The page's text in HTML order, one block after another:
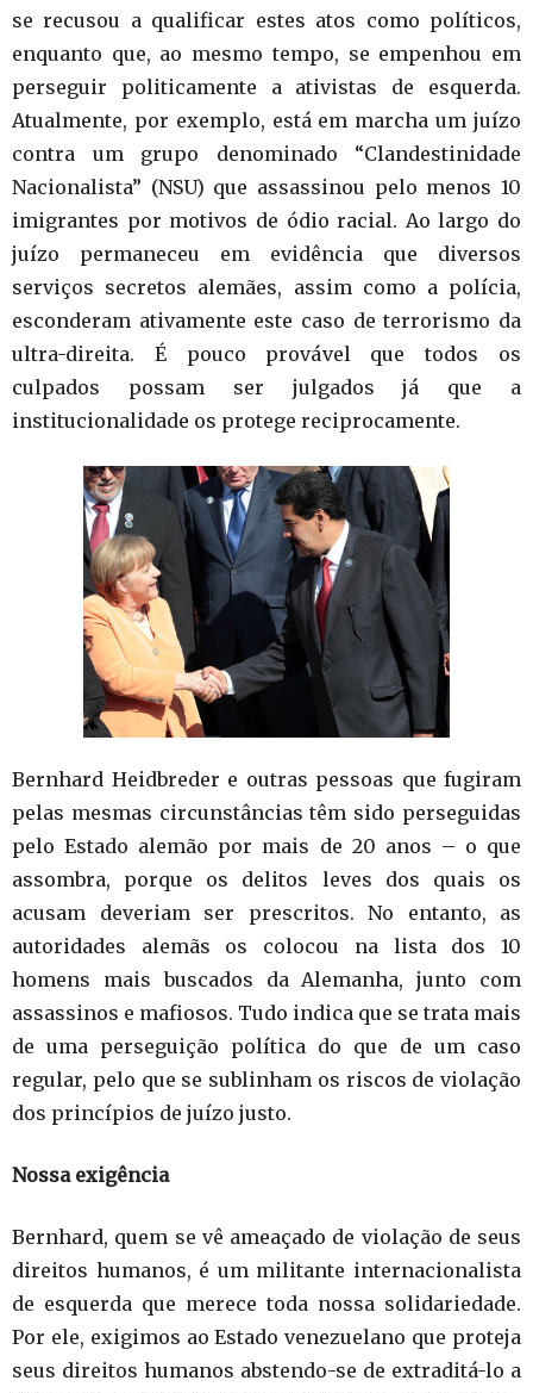
se recusou a qualificar estes atos como políticos,
enquanto que, ao mesmo tempo, se empenhou em
perseguir politicamente a ativistas de esquerda.
Atualmente, por exemplo, está em marcha um juízo
contra um grupo denominado “Clandestinidade
Nacionalista” (NSU) que assassinou pelo menos 10
imigrantes por motivos de ódio racial. Ao largo do
juízo permaneceu em evidência que diversos
serviços secretos alemães, assim como a polícia,
esconderam ativamente este caso de terrorismo da
ultra-direita. É pouco provável que todos os
culpados possam ser julgados já que a
institucionalidade os protege reciprocamente.
Bernhard Heidbreder e outras pessoas que fugiram
pelas mesmas circunstâncias têm sido perseguidas
pelo Estado alemão por mais de 20 anos – o que
assombra, porque os delitos leves dos quais os
acusam deveriam ser prescritos. No entanto, as
autoridades alemãs os colocou na lista dos 10
homens mais buscados da Alemanha, junto com
assassinos e mafiosos. Tudo indica que se trata mais
de uma perseguição política do que de um caso
regular, pelo que se sublinham os riscos de violação
dos princípios de juízo justo.
Nossa exigência
Bernhard, quem se vê ameaçado de violação de seus
direitos humanos, é um militante internacionalista
de esquerda que merece toda nossa solidariedade.
Por ele, exigimos ao Estado venezuelano que proteja
seus direitos humanos abstendo-se de extraditá-lo a